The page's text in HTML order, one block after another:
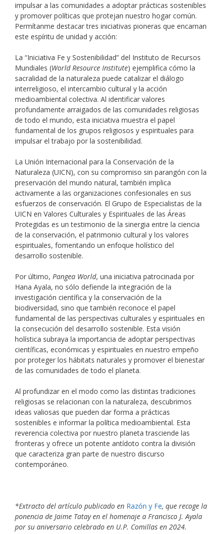
impulsar a las comunidades a adoptar prácticas sostenibles
y promover políticas que protejan nuestro hogar común.
Permítanme destacar tres iniciativas pioneras que encarnan
este espíritu de unidad y acción:
La “Iniciativa Fe y Sostenibilidad” del Instituto de Recursos
Mundiales (World Resource Institute) ejemplifica cómo la
sacralidad de la naturaleza puede catalizar el diálogo
interreligioso, el intercambio cultural y la acción
medioambiental colectiva. Al identificar valores
profundamente arraigados de las comunidades religiosas
de todo el mundo, esta iniciativa muestra el papel
fundamental de los grupos religiosos y espirituales para
impulsar el trabajo por la sostenibilidad.
La Unión Internacional para la Conservación de la
Naturaleza (UICN), con su compromiso sin parangón con la
preservación del mundo natural, también implica
activamente a las organizaciones confesionales en sus
esfuerzos de conservación. El Grupo de Especialistas de la
UICN en Valores Culturales y Espirituales de las Áreas
Protegidas es un testimonio de la sinergia entre la ciencia
de la conservación, el patrimonio cultural y los valores
espirituales, fomentando un enfoque holístico del
desarrollo sostenible.
Por último, Pangea World, una iniciativa patrocinada por
Hana Ayala, no sólo defiende la integración de la
investigación científica y la conservación de la
biodiversidad, sino que también reconoce el papel
fundamental de las perspectivas culturales y espirituales en
la consecución del desarrollo sostenible. Esta visión
holística subraya la importancia de adoptar perspectivas
científicas, económicas y espirituales en nuestro empeño
por proteger los hábitats naturales y promover el bienestar
de las comunidades de todo el planeta.
Al profundizar en el modo como las distintas tradiciones
religiosas se relacionan con la naturaleza, descubrimos
ideas valiosas que pueden dar forma a prácticas
sostenibles e informar la política medioambiental. Esta
reverencia colectiva por nuestro planeta trasciende las
fronteras y ofrece un potente antídoto contra la división
que caracteriza gran parte de nuestro discurso
contemporáneo.
*Extracto del artículo publicado en Razón y Fe, que recoge la
ponencia de Jaime Tatay en el homenaje a Francisco J. Ayala
por su aniversario celebrado en U.P. Comillas en 2024.